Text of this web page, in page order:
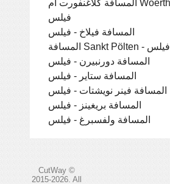
فيلس
المسافة فيلاخ - فيلس
المسافة Sankt Pölten - فيلس
المسافة دورنبيرن - فيلس
المسافة ستاير - فيلس
المسافة فينر نويشتات - فيلس
المسافة بريغينز - فيلس
المسافة ولفسبرغ - فيلس
CutWay ©
2015-2026. All